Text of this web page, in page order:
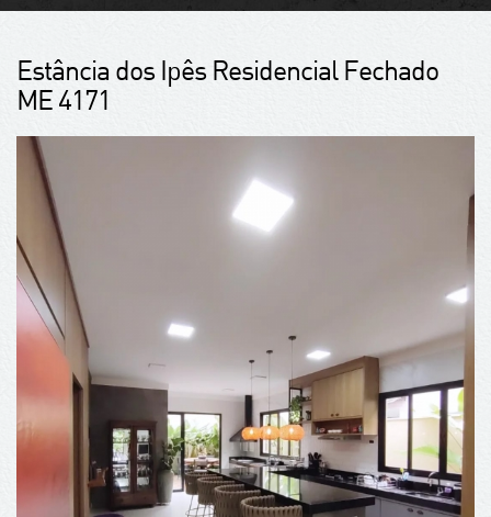
Estância dos Ipês Residencial Fechado
ME 4171